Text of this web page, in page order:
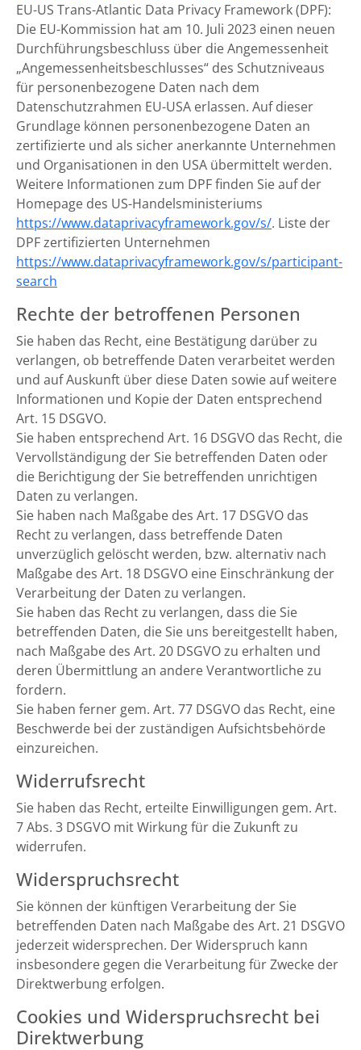
EU-US Trans-Atlantic Data Privacy Framework (DPF):
Die EU-Kommission hat am 10. Juli 2023 einen neuen
Durchführungsbeschluss über die Angemessenheit
„Angemessenheitsbeschlusses“ des Schutzniveaus
für personenbezogene Daten nach dem
Datenschutzrahmen EU-USA erlassen. Auf dieser
Grundlage können personenbezogene Daten an
zertifizierte und als sicher anerkannte Unternehmen
und Organisationen in den USA übermittelt werden.
Weitere Informationen zum DPF finden Sie auf der
Homepage des US-Handelsministeriums
https://www.dataprivacyframework.gov/s/. Liste der
DPF zertifizierten Unternehmen
https://www.dataprivacyframework.gov/s/participant-
search
Rechte der betroffenen Personen
Sie haben das Recht, eine Bestätigung darüber zu
verlangen, ob betreffende Daten verarbeitet werden
und auf Auskunft über diese Daten sowie auf weitere
Informationen und Kopie der Daten entsprechend
Art. 15 DSGVO.
Sie haben entsprechend Art. 16 DSGVO das Recht, die
Vervollständigung der Sie betreffenden Daten oder
die Berichtigung der Sie betreffenden unrichtigen
Daten zu verlangen.
Sie haben nach Maßgabe des Art. 17 DSGVO das
Recht zu verlangen, dass betreffende Daten
unverzüglich gelöscht werden, bzw. alternativ nach
Maßgabe des Art. 18 DSGVO eine Einschränkung der
Verarbeitung der Daten zu verlangen.
Sie haben das Recht zu verlangen, dass die Sie
betreffenden Daten, die Sie uns bereitgestellt haben,
nach Maßgabe des Art. 20 DSGVO zu erhalten und
deren Übermittlung an andere Verantwortliche zu
fordern.
Sie haben ferner gem. Art. 77 DSGVO das Recht, eine
Beschwerde bei der zuständigen Aufsichtsbehörde
einzureichen.
Widerrufsrecht
Sie haben das Recht, erteilte Einwilligungen gem. Art.
7 Abs. 3 DSGVO mit Wirkung für die Zukunft zu
widerrufen.
Widerspruchsrecht
Sie können der künftigen Verarbeitung der Sie
betreffenden Daten nach Maßgabe des Art. 21 DSGVO
jederzeit widersprechen. Der Widerspruch kann
insbesondere gegen die Verarbeitung für Zwecke der
Direktwerbung erfolgen.
Cookies und Widerspruchsrecht bei
Direktwerbung